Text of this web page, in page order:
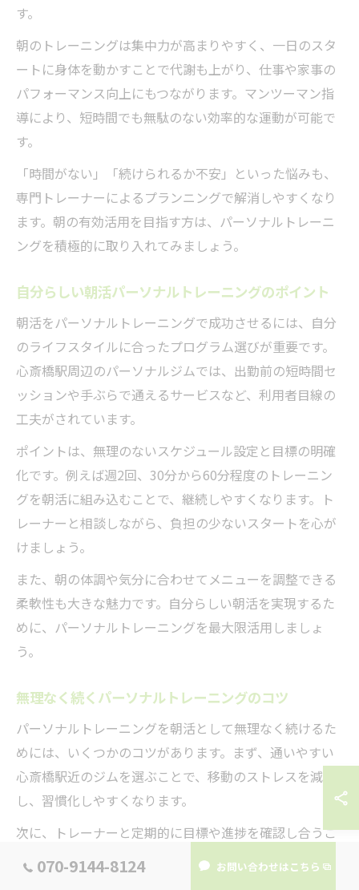
す。
朝のトレーニングは集中力が高まりやすく、一日のスタ
ートに身体を動かすことで代謝も上がり、仕事や家事の
パフォーマンス向上にもつながります。マンツーマン指
導により、短時間でも無駄のない効率的な運動が可能で
す。
「時間がない」「続けられるか不安」といった悩みも、
専門トレーナーによるプランニングで解消しやすくなり
ます。朝の有効活用を目指す方は、パーソナルトレーニ
ングを積極的に取り入れてみましょう。
自分らしい朝活パーソナルトレーニングのポイント
朝活をパーソナルトレーニングで成功させるには、自分
のライフスタイルに合ったプログラム選びが重要です。
心斎橋駅周辺のパーソナルジムでは、出勤前の短時間セ
ッションや手ぶらで通えるサービスなど、利用者目線の
工夫がされています。
ポイントは、無理のないスケジュール設定と目標の明確
化です。例えば週2回、30分から60分程度のトレーニン
グを朝活に組み込むことで、継続しやすくなります。ト
レーナーと相談しながら、負担の少ないスタートを心が
けましょう。
また、朝の体調や気分に合わせてメニューを調整できる
柔軟性も大きな魅力です。自分らしい朝活を実現するた
めに、パーソナルトレーニングを最大限活用しましょ
う。
無理なく続くパーソナルトレーニングのコツ
パーソナルトレーニングを朝活として無理なく続けるた
めには、いくつかのコツがあります。まず、通いやすい
心斎橋駅近のジムを選ぶことで、移動のストレスを減ら
し、習慣化しやすくなります。
次に、トレーナーと定期的に目標や進捗を確認し合うこ
とが大切です。小さな達成感を積み重ねることでモチベ
070-9144-8124 お問い合わせはこちら